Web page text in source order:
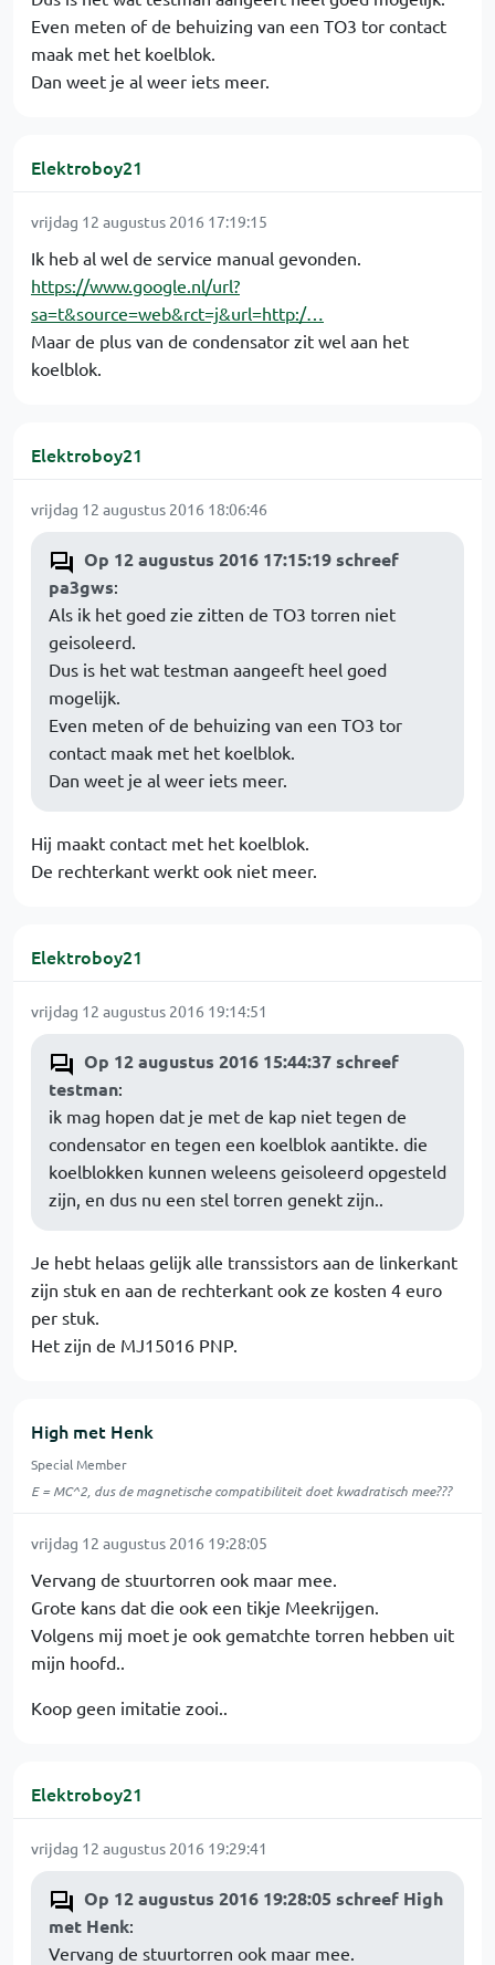
Even meten of de behuizing van een TO3 tor contact
maak met het koelblok.
Dan weet je al weer iets meer.
Elektroboy21
vrijdag 12 augustus 2016 17:19:15
Ik heb al wel de service manual gevonden.
https://www.google.nl/url?
sa=t&source=web&rct=j&url=http:/…
Maar de plus van de condensator zit wel aan het
koelblok.
Elektroboy21
vrijdag 12 augustus 2016 18:06:46
Op 12 augustus 2016 17:15:19 schreef
pa3gws:
Als ik het goed zie zitten de TO3 torren niet
geisoleerd.
Dus is het wat testman aangeeft heel goed
mogelijk.
Even meten of de behuizing van een TO3 tor
contact maak met het koelblok.
Dan weet je al weer iets meer.
Hij maakt contact met het koelblok.
De rechterkant werkt ook niet meer.
Elektroboy21
vrijdag 12 augustus 2016 19:14:51
Op 12 augustus 2016 15:44:37 schreef
testman:
ik mag hopen dat je met de kap niet tegen de
condensator en tegen een koelblok aantikte. die
koelblokken kunnen weleens geisoleerd opgesteld
zijn, en dus nu een stel torren genekt zijn..
Je hebt helaas gelijk alle transsistors aan de linkerkant
zijn stuk en aan de rechterkant ook ze kosten 4 euro
per stuk.
Het zijn de MJ15016 PNP.
High met Henk
Special Member
E = MC^2, dus de magnetische compatibiliteit doet kwadratisch mee???
vrijdag 12 augustus 2016 19:28:05
Vervang de stuurtorren ook maar mee.
Grote kans dat die ook een tikje Meekrijgen.
Volgens mij moet je ook gematchte torren hebben uit
mijn hoofd..
Koop geen imitatie zooi..
Elektroboy21
vrijdag 12 augustus 2016 19:29:41
Op 12 augustus 2016 19:28:05 schreef High
met Henk:
Vervang de stuurtorren ook maar mee.